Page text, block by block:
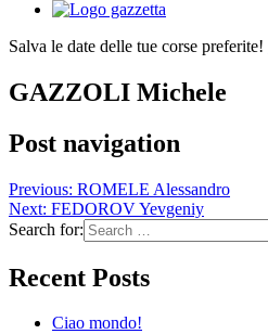
Salva le date delle tue corse preferite!
GAZZOLI Michele
Post navigation
Previous: ROMELE Alessandro
Next: FEDOROV Yevgeniy
Search for:
Recent Posts
Ciao mondo!